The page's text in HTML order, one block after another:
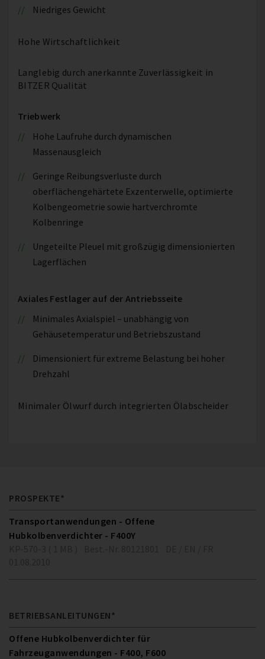
Niedriges Gewicht
Hohe Wirtschaftlichkeit
Langlebig durch anerkannte Zuverlässigkeit in
BITZER Qualität
Triebwerk
Hohe Laufruhe durch dynamischen
Massenausgleich
Geringe Reibungsverluste durch
oberflächengehärtete Exzenterwelle, optimierte
Kolbengeometrie sowie hartverchromte
Kolbenringe
Ungeteilte Pleuel mit großzügig dimensionierten
Lagerflächen
Axiales Festlager auf der Antriebsseite
Minimales Axialspiel – unabhängig von
Gehäusetemperatur und Betriebszustand
Dimensioniert für extreme Belastung bei hoher
Drehzahl
Minimaler Ölwurf durch integrierten Ölabscheider
PROSPEKTE*
Transportanwendungen - Offene
Hubkolbenverdichter - F400Y
BETRIEBSANLEITUNGEN*
Offene Hubkolbenverdichter für
Fahrzeuganwendungen - F400, F600